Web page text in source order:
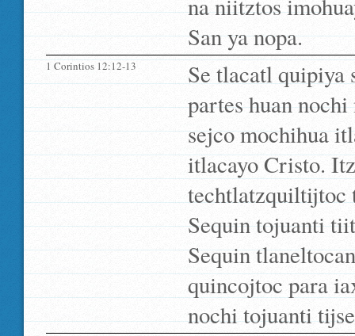
na niitztos
San ya nopa.
1 Corintios 12:12-13
Se tlacatl quipiya
partes huan
sejco mochihua
itlacayo Cristo.
techtlatzquiltijtoc
Sequin tojuanti
Sequin
quincojtoc para
nochi tojuanti